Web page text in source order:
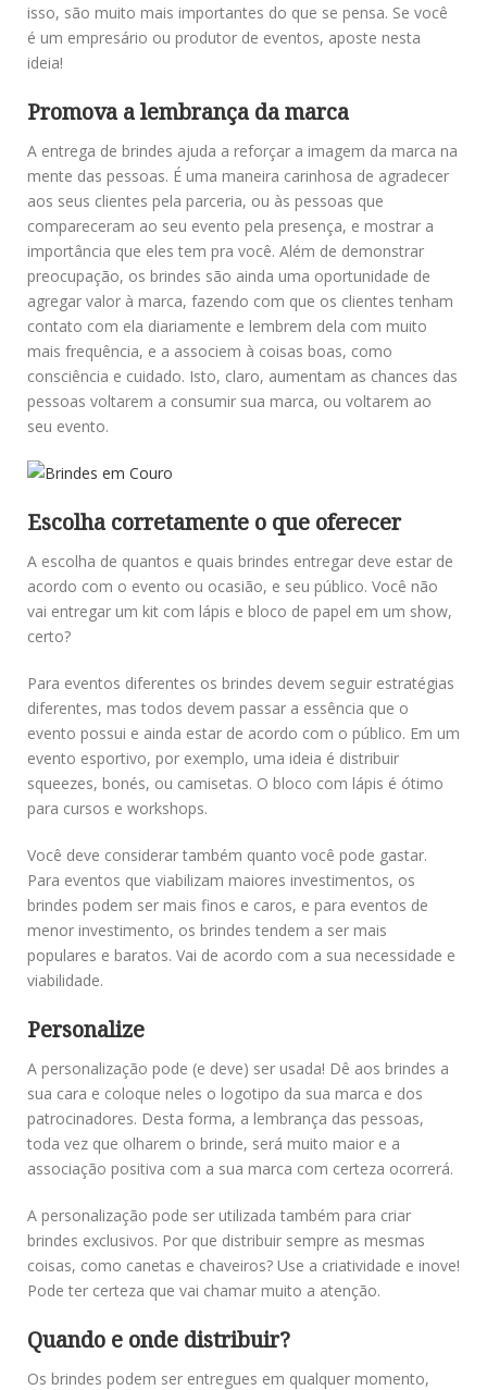
isso, são muito mais importantes do que se pensa. Se você
é um empresário ou produtor de eventos, aposte nesta
ideia!
Promova a lembrança da marca
A entrega de brindes ajuda a reforçar a imagem da marca na
mente das pessoas. É uma maneira carinhosa de agradecer
aos seus clientes pela parceria, ou às pessoas que
compareceram ao seu evento pela presença, e mostrar a
importância que eles tem pra você. Além de demonstrar
preocupação, os brindes são ainda uma oportunidade de
agregar valor à marca, fazendo com que os clientes tenham
contato com ela diariamente e lembrem dela com muito
mais frequência, e a associem à coisas boas, como
consciência e cuidado. Isto, claro, aumentam as chances das
pessoas voltarem a consumir sua marca, ou voltarem ao
seu evento.
Escolha corretamente o que oferecer
A escolha de quantos e quais brindes entregar deve estar de
acordo com o evento ou ocasião, e seu público. Você não
vai entregar um kit com lápis e bloco de papel em um show,
certo?
Para eventos diferentes os brindes devem seguir estratégias
diferentes, mas todos devem passar a essência que o
evento possui e ainda estar de acordo com o público. Em um
evento esportivo, por exemplo, uma ideia é distribuir
squeezes, bonés, ou camisetas. O bloco com lápis é ótimo
para cursos e workshops.
Você deve considerar também quanto você pode gastar.
Para eventos que viabilizam maiores investimentos, os
brindes podem ser mais finos e caros, e para eventos de
menor investimento, os brindes tendem a ser mais
populares e baratos. Vai de acordo com a sua necessidade e
viabilidade.
Personalize
A personalização pode (e deve) ser usada! Dê aos brindes a
sua cara e coloque neles o logotipo da sua marca e dos
patrocinadores. Desta forma, a lembrança das pessoas,
toda vez que olharem o brinde, será muito maior e a
associação positiva com a sua marca com certeza ocorrerá.
A personalização pode ser utilizada também para criar
brindes exclusivos. Por que distribuir sempre as mesmas
coisas, como canetas e chaveiros? Use a criatividade e inove!
Pode ter certeza que vai chamar muito a atenção.
Quando e onde distribuir?
Os brindes podem ser entregues em qualquer momento,